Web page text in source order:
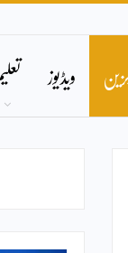
ویڈیوز